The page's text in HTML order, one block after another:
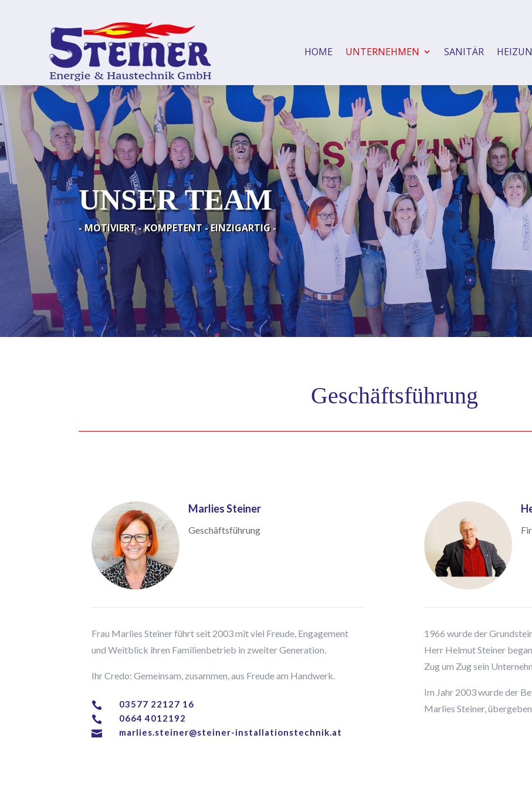
HOME UNTERNEHMEN SANITÄR
UNSER TEAM
- MOTIVIERT - KOMPETENT - EINZIGARTIG -
Geschäftsführung
Marlies Steiner
Geschäftsführung
Frau Marlies Steiner führt seit 2003 mit viel Freude, Engagement
und Weitblick ihren Familienbetrieb in zweiter Generation.
Ihr Credo: Gemeinsam, zusammen, aus Freude am Handwerk.

03577 22127 16

0664 4012192

marlies.steiner@steiner-installationstechnik.at
1966 wurde der
Herr Helmut Steiner
Zug um Zug sein
Im Jahr 2003 wurde der
Marlies Steiner,